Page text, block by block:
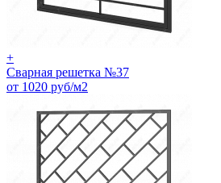
+
Сварная решетка №37
от 1020 руб/м2